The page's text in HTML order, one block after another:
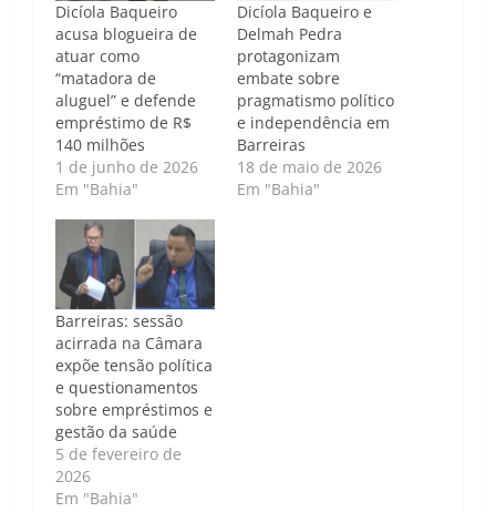
Dicíola Baqueiro
acusa blogueira de
atuar como
“matadora de
aluguel” e defende
empréstimo de R$
140 milhões
1 de junho de 2026
Em "Bahia"
Dicíola Baqueiro e
Delmah Pedra
protagonizam
embate sobre
pragmatismo político
e independência em
Barreiras
18 de maio de 2026
Em "Bahia"
Barreiras: sessão
acirrada na Câmara
expõe tensão política
e questionamentos
sobre empréstimos e
gestão da saúde
5 de fevereiro de
2026
Em "Bahia"